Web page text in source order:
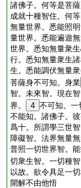
諸佛子。何等是菩
成就十種智住。何
無量世界。悉能照
量世界。悉能遍遊
世界。悉知無量衆
行。悉知無量衆生
生。悉能調伏無量
菩薩身不可知。身業
智。未來智。現在
界。
4 不可知。一
不能知。諸佛子。
爲十。所謂學三世
障礙智。法界無量
普照一切世界智。
切衆生智。一切種
以故。欲令具足一
開解不由他悟